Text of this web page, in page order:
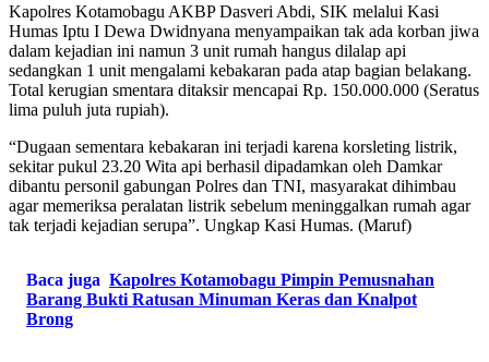
Kapolres Kotamobagu AKBP Dasveri Abdi, SIK melalui Kasi
Humas Iptu I Dewa Dwidnyana menyampaikan tak ada korban jiwa
dalam kejadian ini namun 3 unit rumah hangus dilalap api
sedangkan 1 unit mengalami kebakaran pada atap bagian belakang.
Total kerugian smentara ditaksir mencapai Rp. 150.000.000 (Seratus
lima puluh juta rupiah).
“Dugaan sementara kebakaran ini terjadi karena korsleting listrik,
sekitar pukul 23.20 Wita api berhasil dipadamkan oleh Damkar
dibantu personil gabungan Polres dan TNI, masyarakat dihimbau
agar memeriksa peralatan listrik sebelum meninggalkan rumah agar
tak terjadi kejadian serupa”. Ungkap Kasi Humas. (Maruf)
Baca juga Kapolres Kotamobagu Pimpin Pemusnahan
Barang Bukti Ratusan Minuman Keras dan Knalpot
Brong